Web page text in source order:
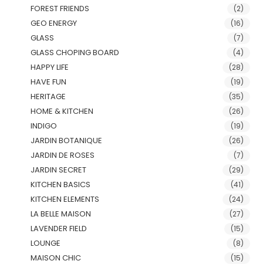
FOREST FRIENDS (2)
GEO ENERGY (16)
GLASS (7)
GLASS CHOPING BOARD (4)
HAPPY LIFE (28)
HAVE FUN (19)
HERITAGE (35)
HOME & KITCHEN (26)
INDIGO (19)
JARDIN BOTANIQUE (26)
JARDIN DE ROSES (7)
JARDIN SECRET (29)
KITCHEN BASICS (41)
KITCHEN ELEMENTS (24)
LA BELLE MAISON (27)
LAVENDER FIELD (15)
LOUNGE (8)
MAISON CHIC (15)